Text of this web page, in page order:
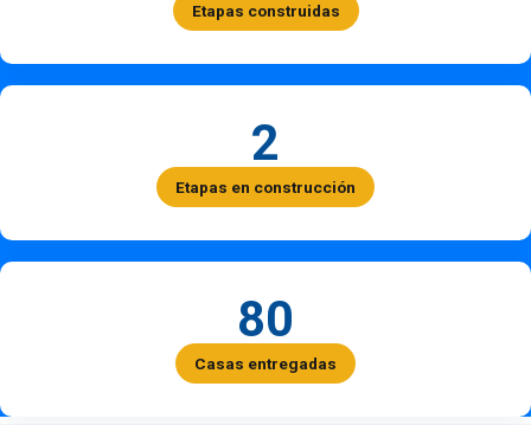
Etapas construidas
2
Etapas en construcción
80
Casas entregadas